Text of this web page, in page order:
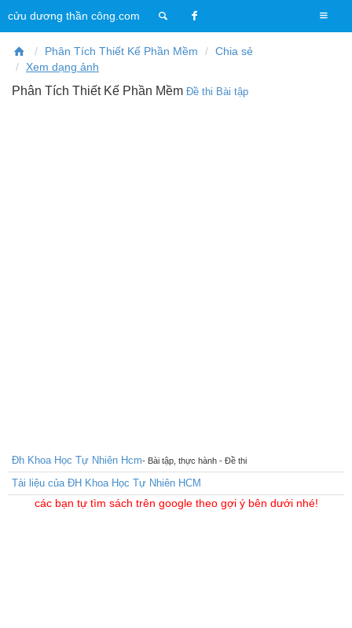
T
o
cửu dương thần công.com
Phân Tích Thiết Kế Phần Mềm
Chia sẻ
Xem dạng ảnh
Phân Tích Thiết Kế Phần Mềm Đề thi Bài tập
Đh Khoa Học Tự Nhiên Hcm- Bài tập, thực hành - Đề thi
Tài liệu của ĐH Khoa Học Tự Nhiên HCM
các bạn tự tìm sách trên google theo gợi ý bên dưới nhé!